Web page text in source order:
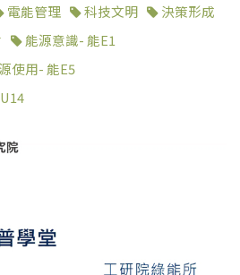
電能管理 科技文明
決策形成
能源意識- 能E1
使用- 能E5